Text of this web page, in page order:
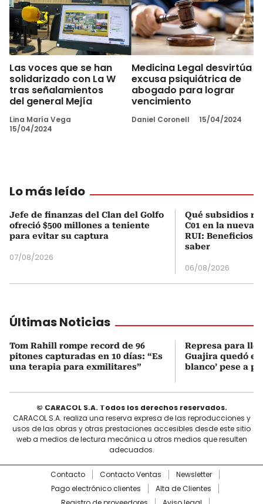
Las voces que se han
solidarizado con La W
tras señalamientos
del general Mejía
Lina María Vega
15/04/2024
Medicina Legal desvirtúa
excusa psiquiátrica de
abogado para lograr
vencimiento
Daniel Coronell 15/04/2024
Lo más leído
Jefe de finanzas del Clan del Golfo
ofreció $500 millones a teniente
para evitar su captura
07/08/2026
Qué subsidios
C01 en la nueva
RUI: Beneficios
saber
06/08/2026
Últimas Noticias
Tom Rahill rompe record de 96
pitones capturadas en 10 días: “Es
una terapia para exmilitares”
Represa para
Guajira quedó en
blanco’ pese a
© CARACOL S.A. Todos los derechos reservados.
CARACOL S.A. realiza una reserva expresa de las reproducciones y
usos de las obras y otras prestaciones accesibles desde este sitio
web a medios de lectura mecánica u otros medios que resulten
adecuados.
Contacto Contacto Ventas
Newsletter
Pago electrónico clientes
Alta de Clientes